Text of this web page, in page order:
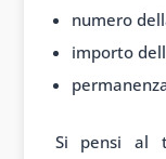
numero
importo
Si pensi al